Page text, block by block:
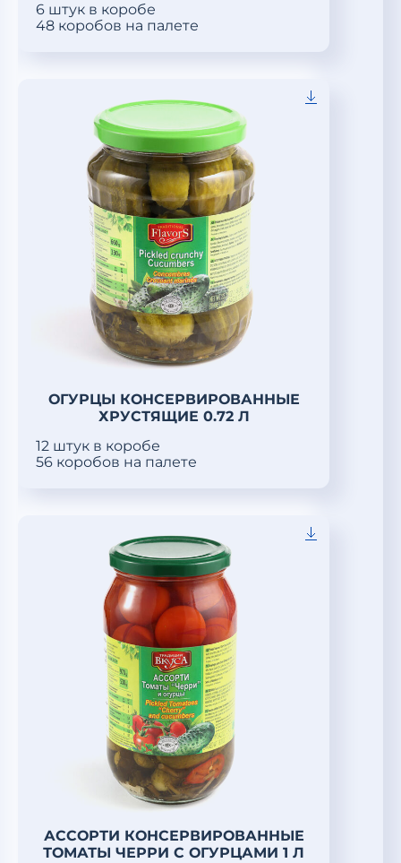
6 штук в коробе
48 коробов на палете
ОГУРЦЫ КОНСЕРВИРОВАННЫЕ
ХРУСТЯЩИЕ 0.72 Л
12 штук в коробе
56 коробов на палете
АССОРТИ КОНСЕРВИРОВАННЫЕ
ТОМАТЫ ЧЕРРИ С ОГУРЦАМИ 1 Л